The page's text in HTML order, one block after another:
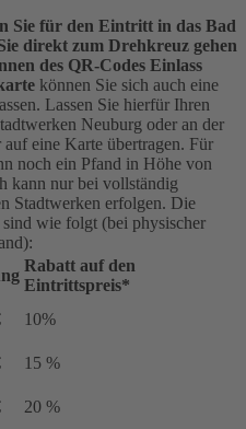
Sie für den Eintritt in das Bad
direkt zum Drehkreuz gehen
des QR-Codes Einlass
können Sie sich auch eine
Lassen Sie hierfür Ihren
Neuburg oder an der
eine Karte übertragen. Für
noch ein Pfand in Höhe von
kann nur bei vollständig
Stadtwerken erfolgen. Die
wie folgt (bei physischer
Rabatt auf den
Eintrittspreis*
10%
15 %
20 %